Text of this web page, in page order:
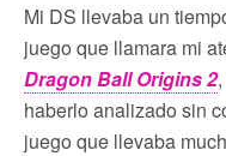
Mi DS llevaba un
juego que llamara mi
Dragon Ball Origins 2
haberlo analizado sin
juego que llevaba